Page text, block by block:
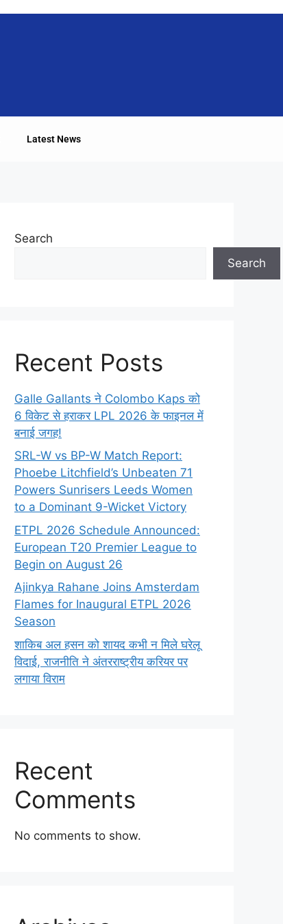
Latest News
Search
Search
Recent Posts
Galle Gallants ने Colombo Kaps को
6 विकेट से हराकर LPL 2026 के फाइनल में
बनाई जगह!
SRL-W vs BP-W Match Report:
Phoebe Litchfield’s Unbeaten 71
Powers Sunrisers Leeds Women
to a Dominant 9-Wicket Victory
ETPL 2026 Schedule Announced:
European T20 Premier League to
Begin on August 26
Ajinkya Rahane Joins Amsterdam
Flames for Inaugural ETPL 2026
Season
शाकिब अल हसन को शायद कभी न मिले घरेलू
विदाई, राजनीति ने अंतरराष्ट्रीय करियर पर
लगाया विराम
Recent
Comments
No comments to show.